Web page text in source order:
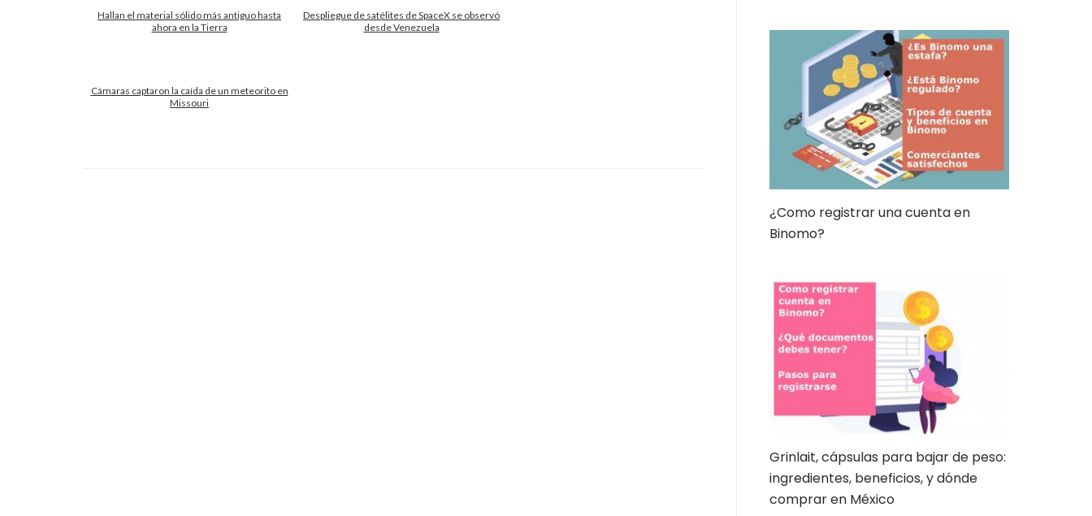
Hallan el material sólido más antiguo hasta
ahora en la Tierra
Despliegue de satélites de SpaceX se observó
desde Venezuela
Cámaras captaron la caída de un meteorito en
Missouri
¿Como registrar una cuenta en
Binomo?
Grinlait, cápsulas para bajar de peso:
ingredientes, beneficios, y dónde
comprar en México